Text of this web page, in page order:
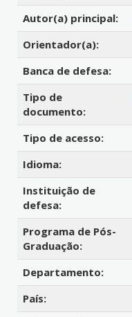
Autor(a) principal:
Orientador(a):
Banca de defesa:
Tipo de
documento:
Tipo de acesso:
Idioma:
Instituição de
defesa:
Programa de Pós-
Graduação:
Departamento:
País: